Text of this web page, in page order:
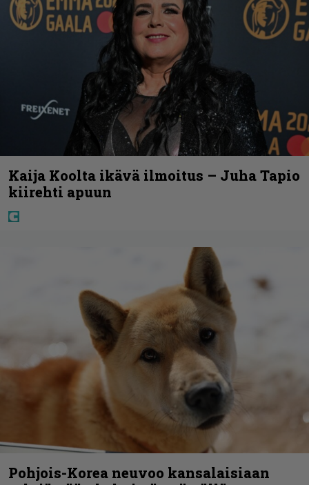
Kaija Koolta ikävä ilmoitus – Juha Tapio
kiirehti apuun
Pohjois-Korea neuvoo kansalaisiaan